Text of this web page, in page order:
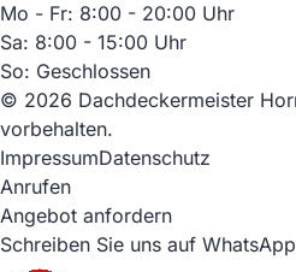
Mo - Fr: 8:00 - 20:00 Uhr
Sa: 8:00 - 15:00 Uhr
So: Geschlossen
© 2026 Dachdeckermeister
vorbehalten.
ImpressumDatenschutz
Anrufen
Angebot anfordern
Schreiben Sie uns auf